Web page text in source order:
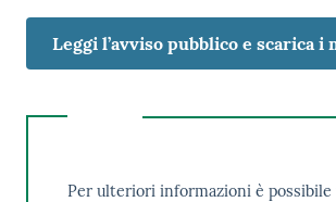
Leggi l’avviso pubblico e scarica i
Per ulteriori informazioni è possibile